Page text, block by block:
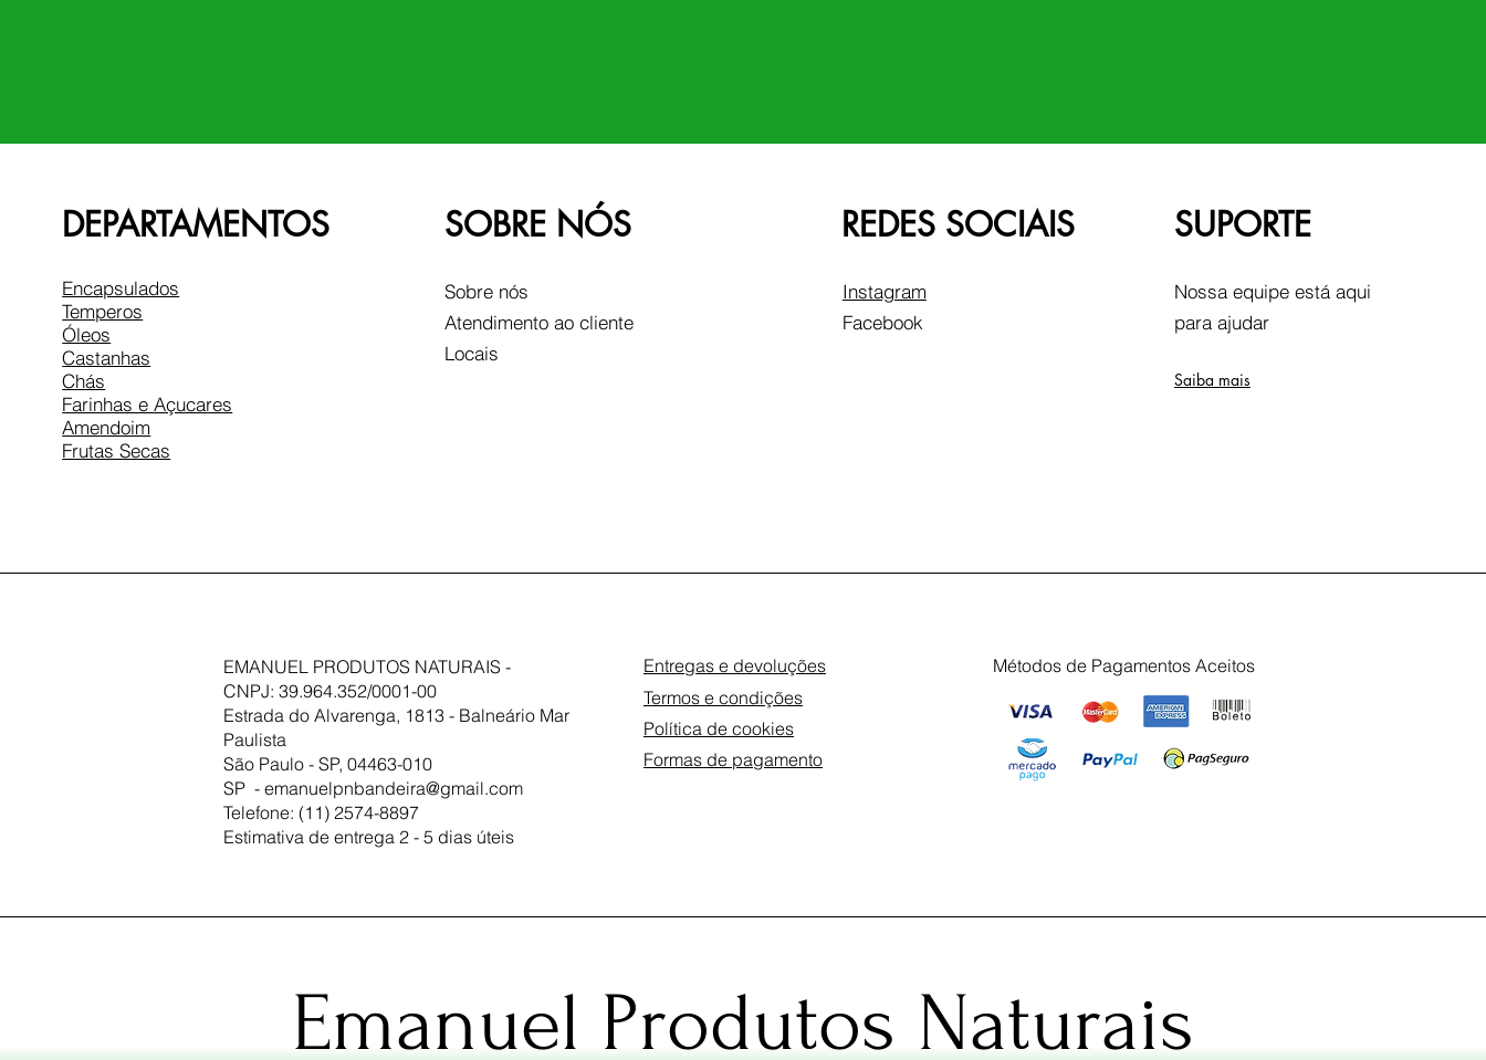
DEPARTAMENTOS
Encapsulados
Temperos
Óleos
Castanhas
Chás
Farinhas e Açucares
Amendoim
Frutas Secas
SOBRE NÓS
Sobre nós
Atendimento ao cliente
Locais
REDES SOCIAIS
Instagram
Facebook
SUPORTE
Nossa equipe está aqui
para ajudar
Saiba mais
EMANUEL PRODUTOS NATURAIS -
CNPJ: 39.964.352/0001-00
Estrada do Alvarenga, 1813 - Balneário Mar
Paulista
São Paulo - SP, 04463-010
SP - emanuelpnbandeira@gmail.com
Telefone: (11) 2574-8897
Estimativa de entrega 2 - 5 dias úteis
Entregas e devoluções
Termos e condições
Política de cookies
Formas de pagamento
Métodos de Pagamentos Aceitos
Emanuel Produtos Naturais